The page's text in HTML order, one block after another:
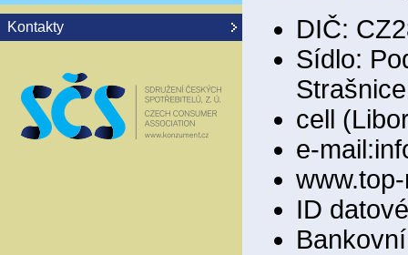
Kontakty
DIČ:
Sídlo:
Strašnice
cell
e-
ID